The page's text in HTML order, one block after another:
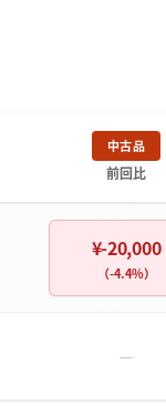
中古品
前回比
¥-20,000
（-4.4%）
－